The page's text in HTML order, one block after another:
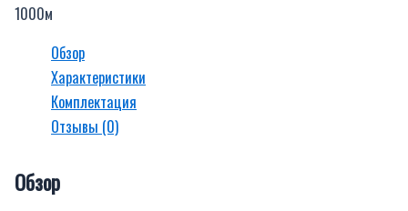
1000м
Обзор
Характеристики
Комплектация
Отзывы (0)
Обзор